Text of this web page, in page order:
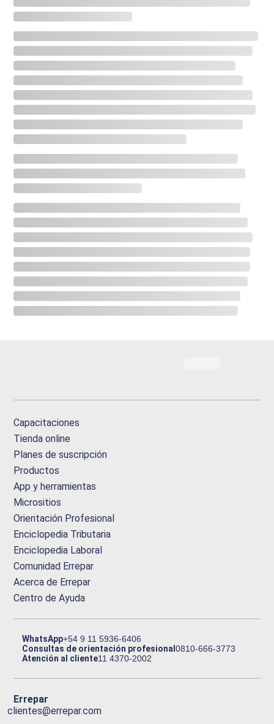
Capacitaciones
Tienda online
Planes de suscripción
Productos
App y herramientas
Micrositios
Orientación Profesional
Enciclopedia Tributaria
Enciclopedia Laboral
Comunidad Errepar
Acerca de Errepar
Centro de Ayuda
WhatsApp+54 9 11 5936-6406
Consultas de orientación profesional0810-666-3773
Atención al cliente11 4370-2002
Errepar
clientes@errepar.com